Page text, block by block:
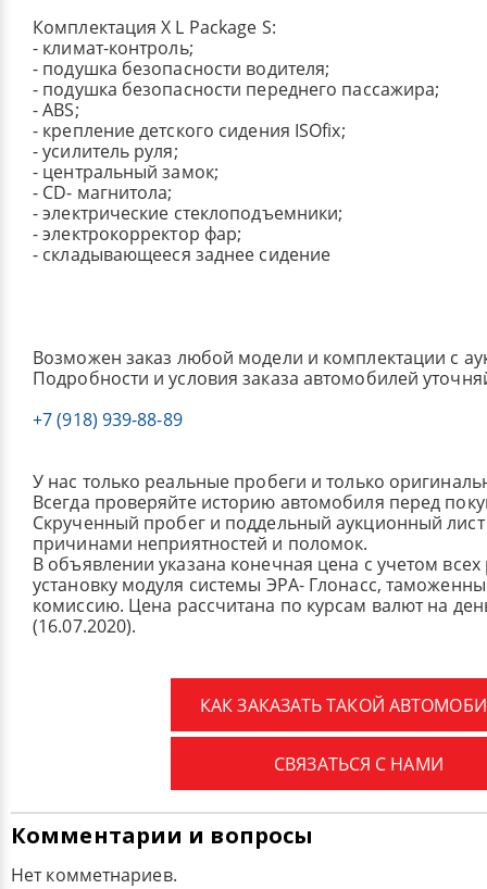
Комплектация X L Package S:
- климат-контроль;
- подушка безопасности водителя;
- подушка безопасности переднего пассажира;
- ABS;
- крепление детского сидения ISOfix;
- усилитель руля;
- центральный замок;
- СD- магнитола;
- электрические стеклоподъемники;
- электрокорректор фар;
- складывающееся заднее сидение
Возможен заказ любой модели и комплектации с
Подробности и условия заказа автомобилей
+7 (918) 939-88-89
У нас только реальные пробеги и только
Всегда проверяйте историю автомобиля перед
Скрученный пробег и поддельный аукционный лист
причинами неприятностей и поломок.
В объявлении указана конечная цена с учетом
установку модуля системы ЭРА- Глонасс,
комиссию. Цена рассчитана по курсам валют на
(16.07.2020).
КАК ЗАКАЗАТЬ ТАКОЙ
СВЯЗАТЬСЯ С НАМИ
Комментарии и вопросы
Нет комметнариев.